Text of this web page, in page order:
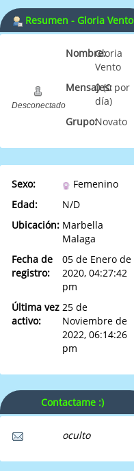
Resumen - Gloria Vento
Desconectado
Nombre:Gloria
Vento
Mensajes:0 (0 por
día)
Grupo:Novato
Sexo:
Femenino
Edad:
N/D
Ubicación: Marbella
Malaga
Fecha de
registro:
05 de Enero de
2020, 04:27:42
pm
Última vez
activo:
25 de
Noviembre de
2022, 06:14:26
pm
Contactame :)
oculto